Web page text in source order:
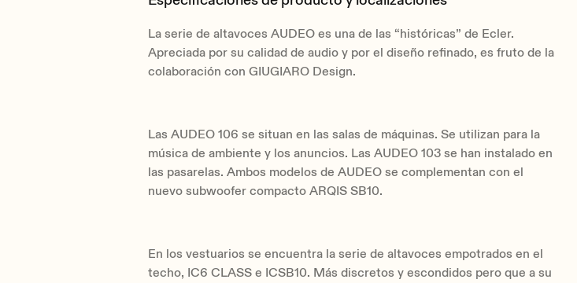
La serie de altavoces AUDEO es una de las “históricas” de Ecler.
Apreciada por su calidad de audio y por el diseño refinado, es fruto de la
colaboración con GIUGIARO Design.
Las AUDEO 106 se situan en las salas de máquinas. Se utilizan para la
música de ambiente y los anuncios. Las AUDEO 103 se han instalado en
las pasarelas. Ambos modelos de AUDEO se complementan con el
nuevo subwoofer compacto ARQIS SB10.
En los vestuarios se encuentra la serie de altavoces empotrados en el
techo, IC6 CLASS e ICSB10. Más discretos y escondidos pero que a su